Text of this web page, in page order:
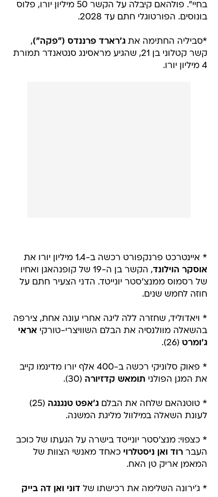
בחיי". פולהאם קיבלה על הקשר 50 מיליון יורו, פלוס
בונוסים. הפורטוגלי חתם עד 2028.
*סביליה החתימה אתג'רארד פרננדס ("פקה"),
קשר קטלוני בן 21, שהגיע מראסינג סנטאנדר תמורת
4 מיליון יורו.
* איינטרכט פרנקפורט רכשה ב-1.4 מיליון יורו את
אוסקר הוילונד
, הקשר בן ה-19 של קופנהאגן ואחיו
של רסמוס ממנצ'סטר יונייטד. הדני הצעיר חתם על
חוזה לחמש שנים.
* ויאדוליד, שחזרה ללה ליגה אחרי עונה אחת, צירפה
בהשאלה מוולנסיה את הבלם השוויצרי-טורקי אראי
ג'ומרט (26).
* פאוק סלוניקי רכשה ב-400 אלף יורו מדינמו קייב
את המגן הפולני תומאש קדזיורה (30).
* טוטנהאם שלחה את הבלםג'אפט טנגנגה
(25)
לעונת השאלה במילוול מליגת המשנה.
* כצפוי: מנצ'סטר יונייטד בישרה על הגעתו של כוכב
העבררוד ואן ניסטלרוי כאחד מאנשי הצוות של
המאמן אריק טן האח.
* ג'ירונה השלימה את רכישתו של דוני ואן דה בייק